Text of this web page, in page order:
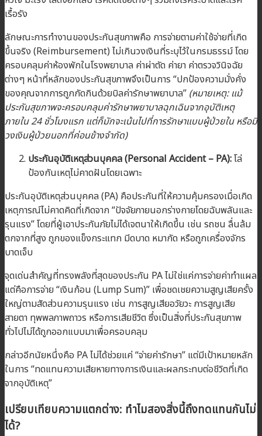
เรื้อรัง
ลักษณะการทำงานของประกันสุขภาพคือ การจ่ายตามค่าใช้จ่ายที่เกิด
ขึ้นจริง (Reimbursement) ไม่เกินวงเงินที่ระบุไว้ในกรมธรรม์ โดย
ครอบคลุมค่าห้องพักในโรงพยาบาล ค่าผ่าตัด ค่ายา ค่าตรวจวินิจฉัย
ต่างๆ หน้าที่หลักของประกันสุขภาพจึงเป็นการ “ปกป้องความมั่งคั่ง
ของคุณจากการถูกกัดกินด้วยบิลค่ารักษาพยาบาล” (หมายเหตุ: แม้
ประกันสุขภาพจะครอบคลุมค่ารักษาพยาบาลฉุกเฉินจากอุบัติเหตุ
ภายใน 24 ชั่วโมงแรก แต่ก็มักจะเน้นไปที่การรักษาแบบผู้ป่วยใน หรือมี
วงเงินผู้ป่วยนอกที่ค่อนข้างจำกัด)
ประกันอุบัติเหตุส่วนบุคคล (Personal Accident – PA):โล่
ป้องกันเหตุไม่คาดฝันโดยเฉพาะ
ประกันอุบัติเหตุส่วนบุคคล (PA) คือประกันที่ให้ความคุ้มครองเมื่อเกิด
เหตุการณ์ไม่คาดคิดที่เกิดจาก “ปัจจัยภายนอกร่างกายโดยฉับพลันและ
รุนแรง” โดยที่ผู้เอาประกันภัยไม่ได้เจตนาให้เกิดขึ้น เช่น รถชน ลื่นล้ม
ตกจากที่สูง ถูกของแข็งกระแทก มีดบาด หมากัด หรือถูกเครื่องจักร
บาดเจ็บ
จุดเด่นสำคัญที่ทรงพลังที่สุดของประกัน PA ไม่ใช่แค่การจ่ายค่าทำแผล
แต่คือการจ่าย “เงินก้อน (Lump Sum)” เพื่อชดเชยความสูญเสียครั้ง
ใหญ่ตามสัดส่วนความรุนแรง เช่น การสูญเสียอวัยวะ การสูญเสีย
สายตา ทุพพลภาพถาวร หรือการเสียชีวิต ซึ่งเป็นสิ่งที่ประกันสุขภาพ
ทั่วไปไม่ได้ถูกออกแบบมาเพื่อครอบคลุม
กล่าวอีกนัยหนึ่งคือ PA ไม่ได้ช่วยแค่ “จ่ายค่ารักษา” แต่มีเป้าหมายหลัก
ในการ “ทดแทนความเสียหายทางการเงินและผลกระทบต่อชีวิตที่เกิด
จากอุบัติเหตุ”
เปรียบเทียบความแตกต่าง: ทำไมสองสิ่งนี้ถึงทดแทนกันไม่
ได้?